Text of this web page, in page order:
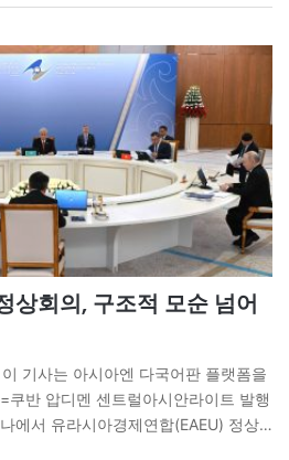
출됐다. 임기는 2027년 1월 1일부터
상회의, 구조적 모순 넘어
기사는 아시아엔 다국어판 플랫폼을
쿠반 압디멘 센트럴아시안라이트 발행
에서 유라시아경제연합(EAEU) 정상